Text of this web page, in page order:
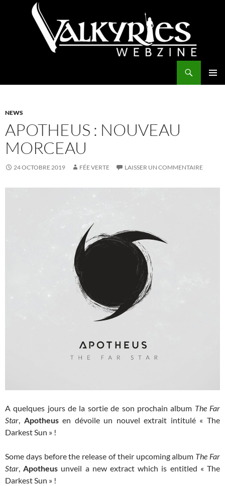
NEWS
APOTHEUS : NOUVEAU
MORCEAU
24 OCTOBRE 2019 FÉE VERTE LAISSER UN COMMENTAIRE
A quelques jours de la sortie de son prochain album The Far
Star, Apotheusen dévoile un nouvel extrait intitulé « The
Darkest Sun » !
Some days before the release of their upcoming album The Far
Star,Apotheus unveil a new extract which is entitled « The
Darkest Sun » !